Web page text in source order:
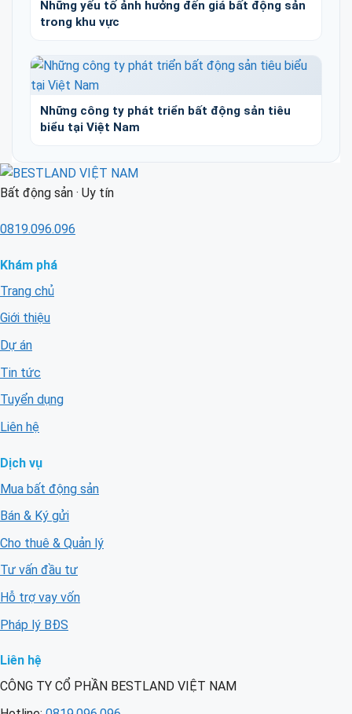
Những yếu tố ảnh hưởng đến giá bất động sản
trong khu vực
Những công ty phát triển bất động sản tiêu
biểu tại Việt Nam
Bất động sản · Uy tín
0819.096.096
Khám phá
Trang chủ
Giới thiệu
Dự án
Tin tức
Tuyển dụng
Liên hệ
Dịch vụ
Mua bất động sản
Bán & Ký gửi
Cho thuê & Quản lý
Tư vấn đầu tư
Hỗ trợ vay vốn
Pháp lý BĐS
Liên hệ
CÔNG TY CỔ PHẦN BESTLAND VIỆT NAM